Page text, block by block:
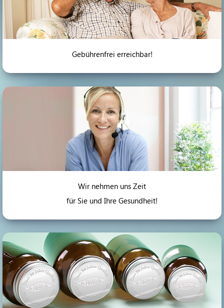
Gebührenfrei erreichbar!
Wir nehmen uns Zeit
für Sie und Ihre Gesundheit!